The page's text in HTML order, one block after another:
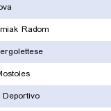
Radom